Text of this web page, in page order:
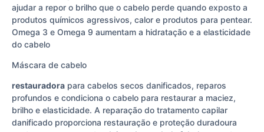
ajudar a repor o brilho que o cabelo perde quando exposto a
produtos químicos agressivos, calor e produtos para pentear.
Omega 3 e Omega 9 aumentam a hidratação e a elasticidade
do cabelo
Máscara de cabelo
restauradora para cabelos secos danificados, reparos
profundos e condiciona o cabelo para restaurar a maciez,
brilho e elasticidade. A reparação do tratamento capilar
danificado proporciona restauração e proteção duradoura